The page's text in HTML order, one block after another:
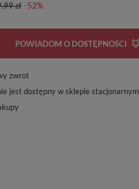
zł -52%
POWIADOM O DOSTĘPNOŚCI
zwrot
jest dostępny w sklepie stacjonarnym